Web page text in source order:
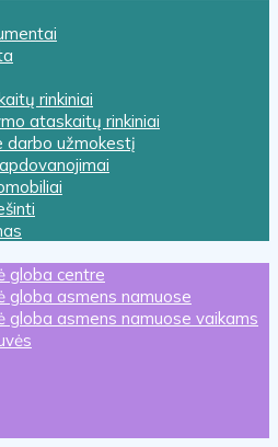
rinkiniai
ataskaitų rinkiniai
darbo užmokestį
globa centre
globa asmens namuose
globa asmens namuose vaikams